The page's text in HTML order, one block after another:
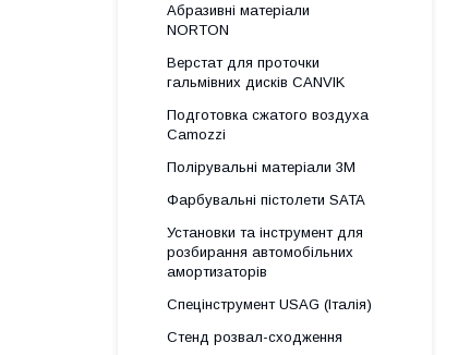
Абразивні матеріали
NORTON
Верстат для проточки
гальмівних дисків CANVIK
Подготовка сжатого воздуха
Camozzi
Полірувальні матеріали 3М
Фарбувальні пістолети SATA
Установки та інструмент для
розбирання автомобільних
амортизаторів
Спецінструмент USAG (Італія)
Стенд розвал-сходження